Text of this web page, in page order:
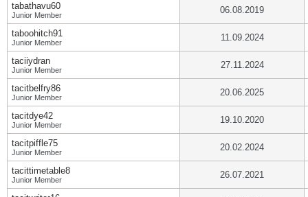
tabathavu60
Junior Member 06.08.2019
taboohitch91
Junior Member 11.09.2024
taciiydran
Junior Member 27.11.2024
tacitbelfry86
Junior Member 20.06.2025
tacitdye42
Junior Member 19.10.2020
tacitpiffle75
Junior Member 20.02.2024
tacittimetable8
Junior Member 26.07.2021